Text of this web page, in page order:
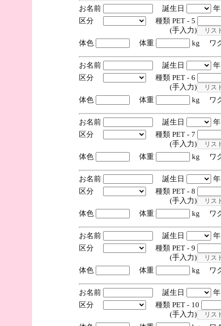
お名前 誕生日
区分
種類 PET - 5
(手入力)
体色
体重 kg ワ
お名前 誕生日
区分
種類 PET - 6
(手入力)
体色
体重 kg ワ
お名前 誕生日
区分
種類 PET - 7
(手入力)
体色
体重 kg ワ
お名前 誕生日
区分
種類 PET - 8
(手入力)
体色
体重 kg ワ
お名前 誕生日
区分
種類 PET - 9
(手入力)
体色
体重 kg ワ
お名前 誕生日
区分
種類 PET - 10
(手入力)